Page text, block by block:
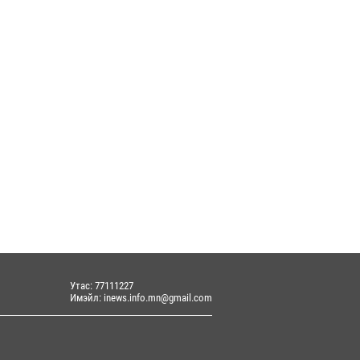
Утас: 77111227
Имэйл: inews.info.mn@gmail.com